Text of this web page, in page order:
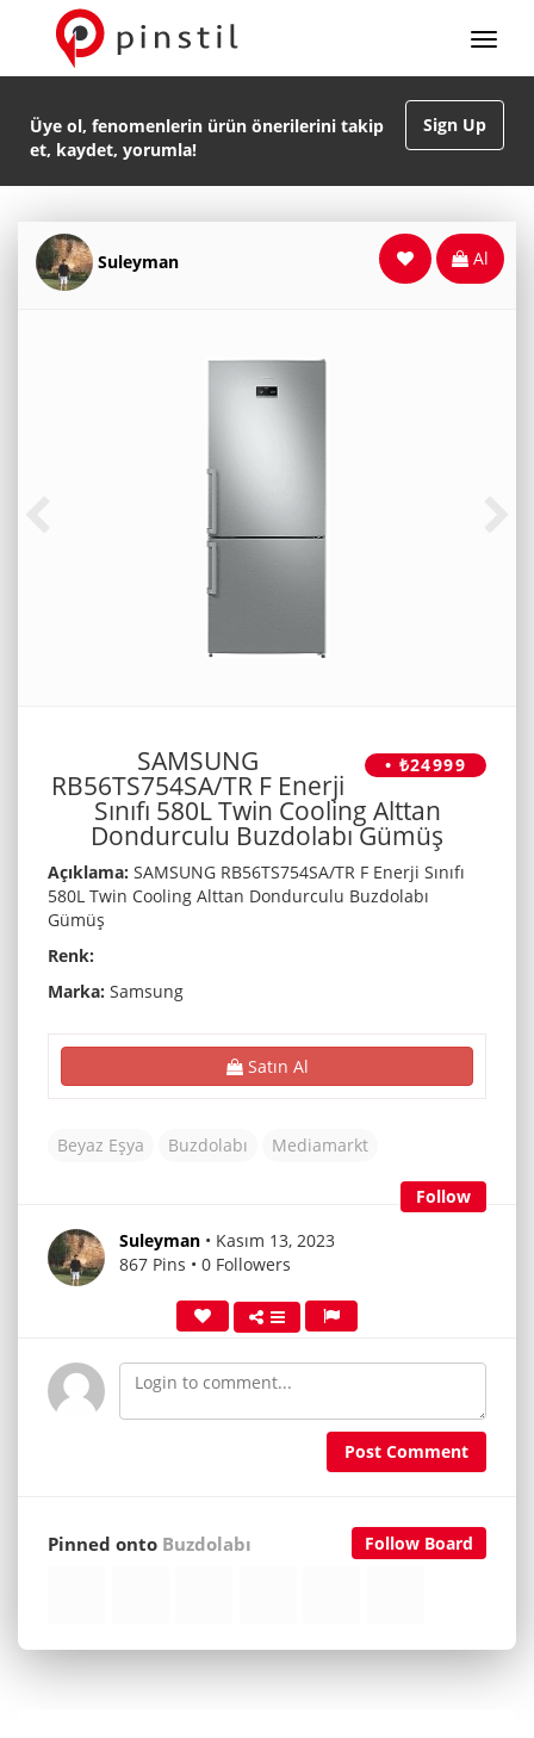
Sign Up
Üye ol, fenomenlerin ürün önerilerini takip
et, kaydet, yorumla!
Suleyman Al
• ₺24999
SAMSUNG
RB56TS754SA/TR F Enerji
Sınıfı 580L Twin Cooling Alttan
Dondurculu Buzdolabı Gümüş
Açıklama: SAMSUNG RB56TS754SA/TR F Enerji Sınıfı
580L Twin Cooling Alttan Dondurculu Buzdolabı
Gümüş
Renk:
Marka: Samsung
Satın Al
Beyaz Eşya Buzdolabı Mediamarkt
Follow
Suleyman • Kasım 13, 2023
867 Pins • 0 Followers
Post Comment
Follow Board
Pinned onto Buzdolabı